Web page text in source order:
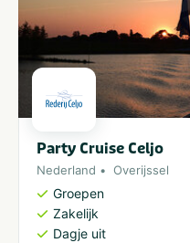
Party Cruise Celjo
Nederland Overijssel
Groepen
Zakelijk
Dagje uit